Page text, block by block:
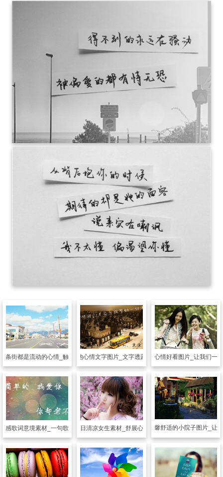
条街都是流动的心情_触动人心的街景
另类其他心情文字图片_文字透露着心声
另类其他装扮心情好看图片_让我们一
伤感歌词意境素材_一句歌词一种心情
另类其他 夏日清凉女生素材_舒展心情迎接生活
另类其他 温馨舒适的小院子图片_让